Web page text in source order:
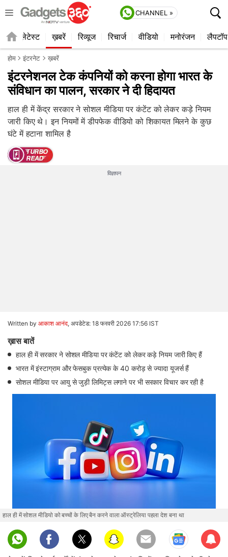
CHANNEL »
लेटेस्ट ख़बरें रिव्यूज रिचार्ज वीडियो मनोरंजन लैपटॉप
होम इंटरनेट ख़बरें
इंटरनेशनल टेक कंपनियों को करना होगा भारत के
संविधान का पालन, सरकार ने दी हिदायत
हाल ही में केंद्र सरकार ने सोशल मीडिया पर कंटेंट को लेकर कड़े नियम
जारी किए थे। इन नियमों में डीपफेक वीडियो को शिकायत मिलने के कुछ
घंटे में हटाना शामिल है
विज्ञापन
Written by आकाश आनंद, अपडेटेड: 18 फरवरी 2026 17:56 IST
ख़ास बातें
हाल ही में सरकार ने सोशल मीडिया पर कंटेंट को लेकर कड़े नियम जारी किए हैं
भारत में इंस्टाग्राम और फेसबुक प्रत्येक के 40 करोड़ से ज्यादा यूजर्स हैं
सोशल मीडिया पर आयु से जुड़ी लिमिट्स लगाने पर भी सरकार विचार कर रही है
हाल ही में सोशल मीडियो को बच्चों के लिए बैन करने वाला ऑस्ट्रेलिया पहला देश बना था
Sub
scri